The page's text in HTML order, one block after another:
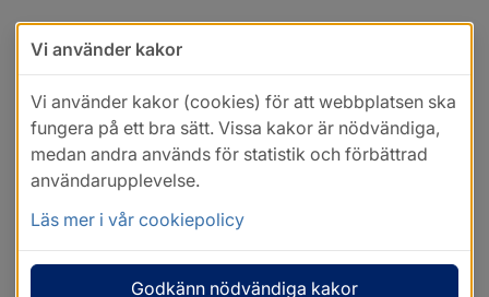
Vi använder kakor
Vi använder kakor (cookies) för att webbplatsen ska
fungera på ett bra sätt. Vissa kakor är nödvändiga,
medan andra används för statistik och förbättrad
användarupplevelse.
Läs mer i vår cookiepolicy
Godkänn nödvändiga kakor